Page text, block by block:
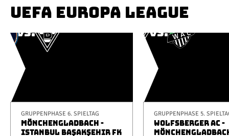
UEFA EUROPA LEAGUE
GRUPPENPHASE 6. SPIELTAG
MÖNCHENGLADBACH -
ISTANBUL BAŞAKŞEHIR FK
GRUPPENPHASE 5.
WOLFSBERGER AC -